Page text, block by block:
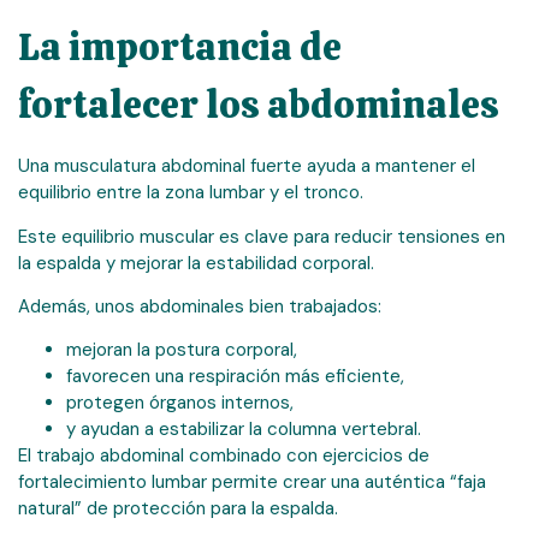
La importancia de
fortalecer los abdominales
Una musculatura abdominal fuerte ayuda a mantener el
equilibrio entre la zona lumbar y el tronco.
Este equilibrio muscular es clave para reducir tensiones en
la espalda y mejorar la estabilidad corporal.
Además, unos abdominales bien trabajados:
mejoran la postura corporal,
favorecen una respiración más eficiente,
protegen órganos internos,
y ayudan a estabilizar la columna vertebral.
El trabajo abdominal combinado con ejercicios de
fortalecimiento lumbar permite crear una auténtica “faja
natural” de protección para la espalda.